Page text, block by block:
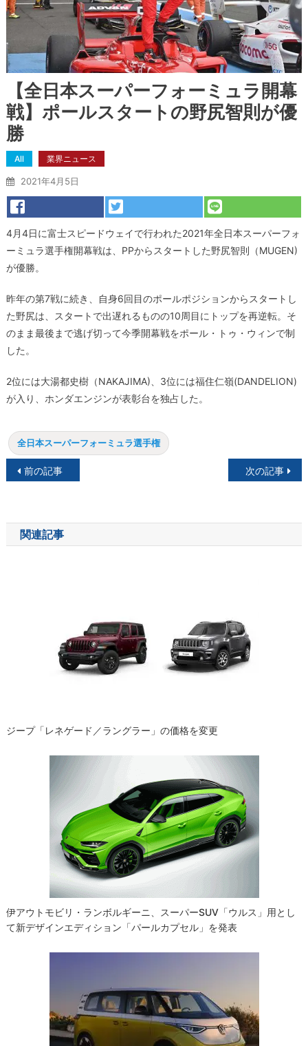
【全日本スーパーフォーミュラ開幕
戦】ポールスタートの野尻智則が優
勝
All 業界ニュース
2021年4月5日
4月4日に富士スピードウェイで行われた2021年全日本スーパーフォ
ーミュラ選手権開幕戦は、PPからスタートした野尻智則（MUGEN)
が優勝。
昨年の第7戦に続き、自身6回目のポールポジションからスタートし
た野尻は、スタートで出遅れるものの10周目にトップを再逆転。そ
のまま最後まで逃げ切って今季開幕戦をポール・トゥ・ウィンで制
した。
2位には大湯都史樹（NAKAJIMA)、3位には福住仁嶺(DANDELION)
が入り、ホンダエンジンが表彰台を独占した。
全日本スーパーフォーミュラ選手権
投
ナ
ビ
前の記事 次の記事
関連記事
ジープ「レネゲード／ラングラー」の価格を変更
伊アウトモビリ・ランボルギーニ、スーパーSUV「ウルス」用とし
て新デザインエディション「パールカプセル」を発表